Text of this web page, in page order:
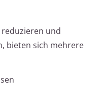
und
bieten sich mehrere